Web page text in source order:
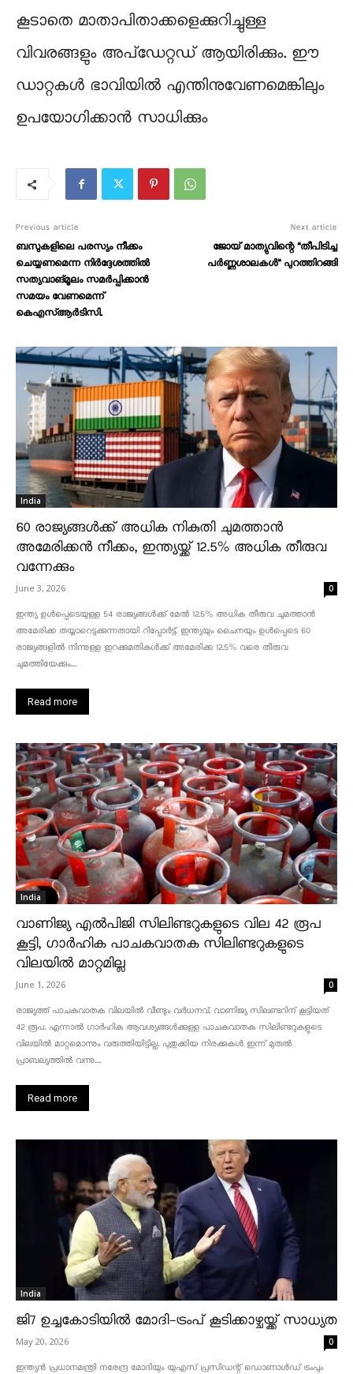
കൂടാതെ മാതാപിതാക്കളെക്കുറിച്ചുള്ള
വിവരങ്ങളും അപ്ഡേറ്റഡ് ആയിരിക്കും. ഈ
ഡാറ്റകൾ ഭാവിയിൽ എന്തിനുവേണമെങ്കിലും
ഉപയോഗിക്കാൻ സാധിക്കും
Previous article
ബസുകളിലെ പരസ്യം നീക്കം
ചെയ്യണമെന്ന നി‍‍‍‍‍ർദ്ദേശത്തിൽ
സത്യവാങ്മൂലം സമർപ്പിക്കാൻ
സമയം വേണമെന്ന്
കെഎസ്ആർടിസി.
Next article
ജോയ് മാത്യുവിന്റെ “തീപിടിച്ച
പർണ്ണശാലകൾ” പുറത്തിറങ്ങി
India
60 രാജ്യങ്ങൾക്ക് അധിക നികുതി ചുമത്താൻ
അമേരിക്കൻ നീക്കം, ഇന്ത്യയ്ക്ക് 12.5% അധിക തീരുവ
വന്നേക്കും
June 3, 2026 0
ഇന്ത്യ ഉൾപ്പെടെയുള്ള 54 രാജ്യങ്ങൾക്ക് മേൽ 12.5% അധിക തീരുവ ചുമത്താൻ
അമേരിക്ക തയ്യാറെടുക്കുന്നതായി റിപ്പോർട്ട്. ഇന്ത്യയും ചൈനയും ഉൾപ്പെടെ 60
രാജ്യങ്ങളിൽ നിന്നുള്ള ഇറക്കുമതികൾക്ക് അമേരിക്ക 12.5% ​​വരെ തീരുവ
ചുമത്തിയേക്കും....
Read more
India
വാണിജ്യ എൽപിജി സിലിണ്ടറുകളുടെ വില 42 രൂപ
കൂട്ടി, ഗാർഹിക പാചകവാതക സിലിണ്ടറുകളുടെ
വിലയിൽ മാറ്റമില്ല
June 1, 2026 0
രാജ്യത്ത് പാചകവാതക വിലയിൽ വീണ്ടും വർധനവ്. വാണിജ്യ സിലണ്ടറിന് കൂട്ടിയത്
42 രൂപ. എന്നാൽ ഗാർഹിക ആവശ്യങ്ങൾക്കുള്ള പാചകവാതക സിലിണ്ടറുകളുടെ
വിലയിൽ മാറ്റമൊന്നും വരുത്തിയിട്ടില്ല. പുതുക്കിയ നിരക്കുകൾ ഇന്ന് മുതൽ
പ്രാബല്യത്തിൽ വന്നു....
Read more
India
ജി7 ഉച്ചകോടിയിൽ മോദി-ട്രംപ് കൂടിക്കാഴ്ചയ്ക്ക് സാധ്യത
May 20, 2026 0
ഇന്ത്യൻ പ്രധാനമന്ത്രി നരേന്ദ്ര മോദിയും യുഎസ് പ്രസിഡന്റ് ഡൊണാൾഡ് ട്രംപും